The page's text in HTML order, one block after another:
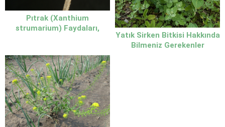
Pıtrak (Xanthium
strumarium) Faydaları,
Yatık Sirken Bitkisi Hakkında
Bilmeniz Gerekenler